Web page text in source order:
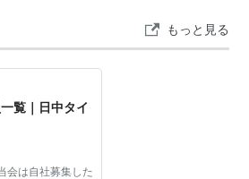
ります。互いの文化を尊… もっと見る
覧｜日中タイ
会は自社募集した